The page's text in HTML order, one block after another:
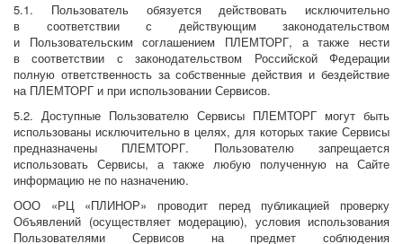
5.1. Пользователь обязуется действовать исключительно
в соответствии с действующим законодательством
и Пользовательским соглашением ПЛЕМТОРГ, а также нести
в соответствии с законодательством Российской Федерации
полную ответственность за собственные действия и бездействие
на ПЛЕМТОРГ и при использовании Сервисов.
5.2. Доступные Пользователю Сервисы ПЛЕМТОРГ могут быть
использованы исключительно в целях, для которых такие Сервисы
предназначены ПЛЕМТОРГ. Пользователю запрещается
использовать Сервисы, а также любую полученную на Сайте
информацию не по назначению.
ООО «РЦ «ПЛИНОР» проводит перед публикацией проверку
Объявлений (осуществляет модерацию), условия использования
Пользователями Сервисов на предмет соблюдения